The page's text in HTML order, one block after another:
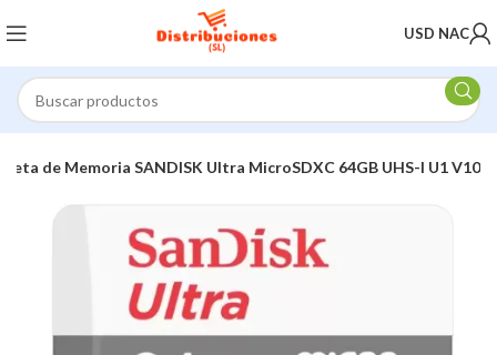
USD NAC
de Memoria SANDISK Ultra MicroSDXC 64GB UHS-I U1 V10